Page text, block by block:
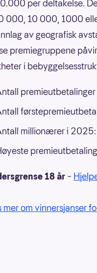
per deltakelse.
000, 10 000, 1000
av geografisk
premiegruppene
i
millionærer i 2025:
18 år –
mer om vinnersjanser